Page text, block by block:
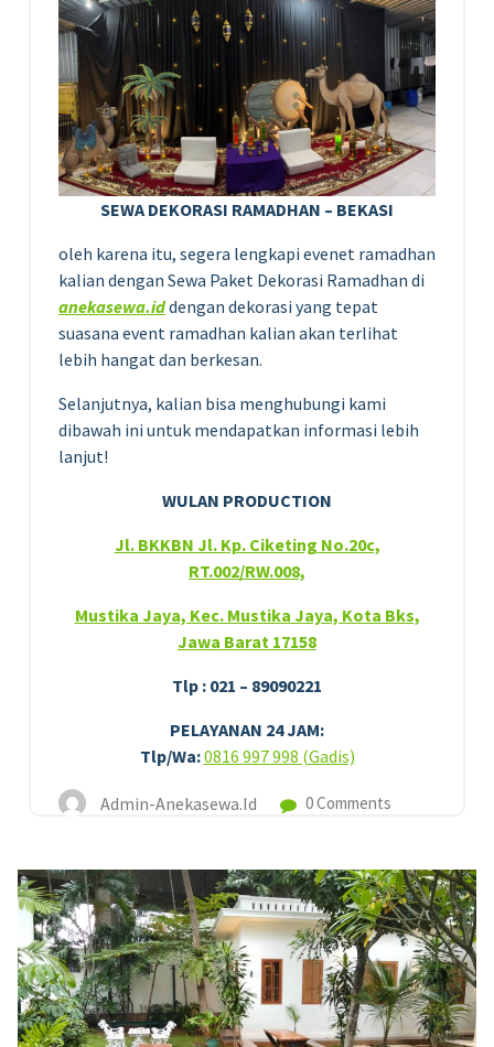
SEWA DEKORASI RAMADHAN – BEKASI
oleh karena itu, segera lengkapi evenet ramadhan
kalian dengan Sewa Paket Dekorasi Ramadhan di
anekasewa.iddengan dekorasi yang tepat
suasana event ramadhan kalian akan terlihat
lebih hangat dan berkesan.
Selanjutnya, kalian bisa menghubungi kami
dibawah ini untuk mendapatkan informasi lebih
lanjut!
WULAN PRODUCTION
Jl. BKKBN Jl. Kp. Ciketing No.20c,
RT.002/RW.008,
Mustika Jaya, Kec. Mustika Jaya, Kota Bks,
Jawa Barat 17158
Tlp : 021 – 89090221
PELAYANAN 24 JAM:
Tlp/Wa:0816 997 998 (Gadis)
Admin-Anekasewa.id 0 Comments